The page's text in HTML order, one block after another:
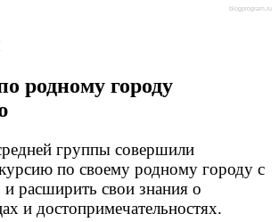
blogprogram.ru
родному городу
группы совершили
по своему родному городу с
расширить свои знания о
и достопримечательностях.